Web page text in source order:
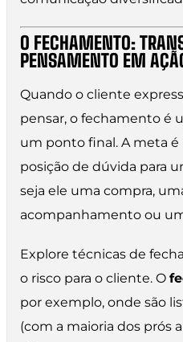
O FECHAMENTO:
PENSAMENTO EM
Quando o cliente
pensar, o fechamento é
um ponto final. A meta
posição de dúvida para
seja ele uma compra,
acompanhamento ou
Explore técnicas de
o risco para o cliente. O
por exemplo, onde são
(com a maioria dos prós